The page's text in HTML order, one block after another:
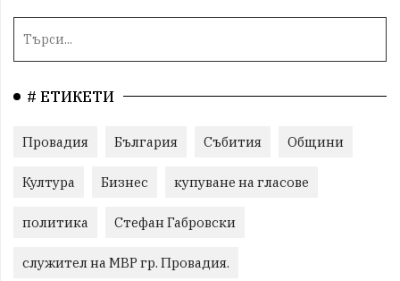
# ЕТИКЕТИ
Провадия България Събития Общини
Култура Бизнес купуване на гласове
политика Стефан Габровски
служител на МВР гр. Провадия.